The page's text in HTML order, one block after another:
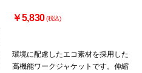
￥5,830(税込)
環境に配慮したエコ素材を採用した
高機能ワークジャケットです。伸縮